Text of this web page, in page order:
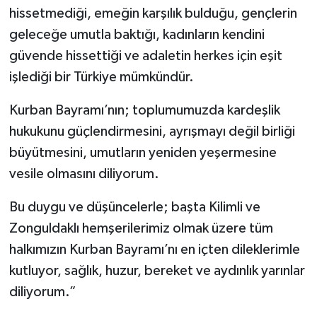
hissetmediği, emeğin karşılık bulduğu, gençlerin
geleceğe umutla baktığı, kadınların kendini
güvende hissettiği ve adaletin herkes için eşit
işlediği bir Türkiye mümkündür.
Kurban Bayramı’nın; toplumumuzda kardeşlik
hukukunu güçlendirmesini, ayrışmayı değil birliği
büyütmesini, umutların yeniden yeşermesine
vesile olmasını diliyorum.
Bu duygu ve düşüncelerle; başta Kilimli ve
Zonguldaklı hemşerilerimiz olmak üzere tüm
halkımızın Kurban Bayramı’nı en içten dileklerimle
kutluyor, sağlık, huzur, bereket ve aydınlık yarınlar
diliyorum.”